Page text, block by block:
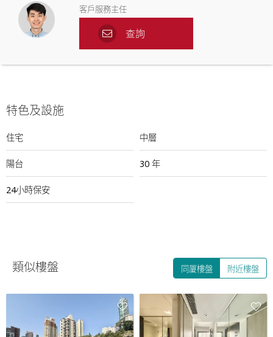
客戶服務主任
查詢
特色及設施
住宅 中層
陽台 30 年
24小時保安
類似樓盤 同厦樓盤 附近樓盤